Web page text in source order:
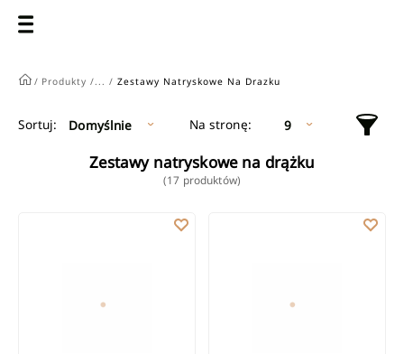
/ Produkty / ... / Zestawy Natryskowe Na Drazku
Sortuj: Domyślnie Na stronę: 9
Zestawy natryskowe na drążku
(17 produktów)
Zestaw natryskowy Alonia chrom ZESTAW NATRYSKOWY NA